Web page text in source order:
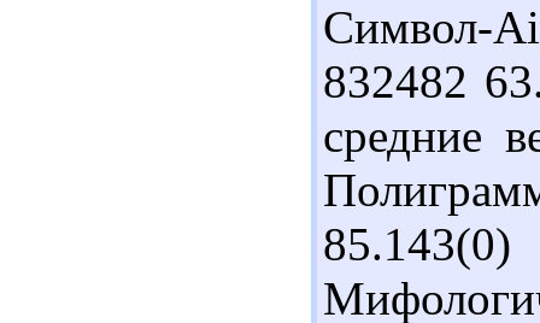
Символ-
832482
средние